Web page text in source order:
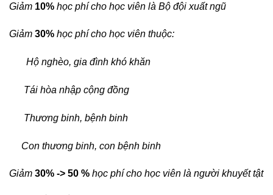
Giảm 10% học phí cho học viên là Bộ đội xuất ngũ
Giảm 30% học phí cho học viên thuộc:
Hộ nghèo, gia đình khó khăn
Tái hòa nhập cộng đồng
Thương binh, bệnh binh
Con thương binh, con bệnh binh
Giảm 30% -> 50 % học phí cho học viên là người khuyết tật